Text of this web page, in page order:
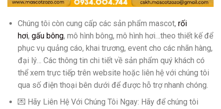
Chúng tôi còn cung cấp các sản phẩm mascot, rối
hơi, gấu bông, mô hình bông, mô hình hơi…theo thiết kế để
phục vụ quảng cáo, khai trương, event cho các nhãn hàng,
đại lý… Các thông tin chi tiết về sản phẩm quý khách có
thể xem trực tiếp trên website hoặc liên hệ với chúng tôi
qua số điện thoại bên dưới để được hỗ trợ nhanh chóng.
💌 Hãy Liên Hệ Với Chúng Tôi Ngay: Hãy để chúng tôi